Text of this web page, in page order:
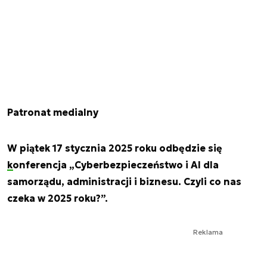
Patronat medialny
W piątek 17 stycznia 2025 roku odbędzie się
konferencja „Cyberbezpieczeństwo i AI dla
samorządu, administracji i biznesu. Czyli co nas
czeka w 2025 roku?”.
Reklama